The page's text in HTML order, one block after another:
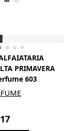
PRIMAVERA
603